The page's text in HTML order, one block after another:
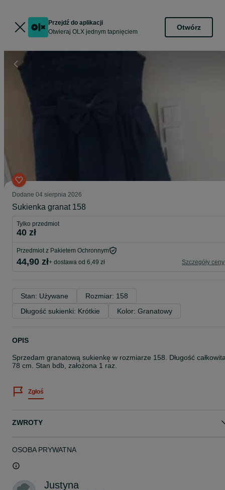
Przejdź do aplikacji
Otwieraj OLX jednym tapnięciem
Otwórz
Dodane 04 sierpnia 2026
Sukienka granat 158
Tylko przedmiot
40 zł
Przedmiot z Pakietem Ochronnym
44,90 zł+ dostawa od 6,49 zł Szczegóły ceny
Stan: Używane
Rozmiar: 158
Długość sukienki: Krótkie
Kolor: Granatowy
OPIS
Sprzedam granatową sukienkę w rozmiarze 158. Długość
78 cm. Stan bdb, założona 1 raz.
Zgłoś
ZWROTY
OSOBA PRYWATNA
Justyna